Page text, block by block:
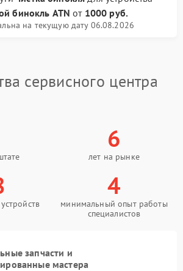
бинокль ATN от 1000 руб.
на текущую дату 06.08.2026
сервисного центра
6
лет на рынке
4
минимальный опыт работы
специалистов
запчасти и
мастера